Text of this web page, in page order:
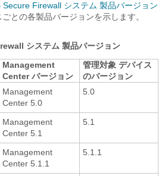
Secure Firewall システム 製品バージョン
との各製品バージョンを示します。
システム 製品バージョン
Management
Center バージョン
管理対象 デバイス
のバージョン
Management
Center 5.0
5.0
Management
Center 5.1
5.1
Management
Center 5.1.1
5.1.1